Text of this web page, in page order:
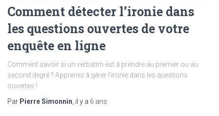
Comment détecter l’ironie dans
les questions ouvertes de votre
enquête en ligne
Comment savoir si un verbatim est à prendre au premier ou au
second degré ? Apprenez à gérer l’ironie dans les questions
ouvertes !
Par Pierre Simonnin, il y a 6 ans